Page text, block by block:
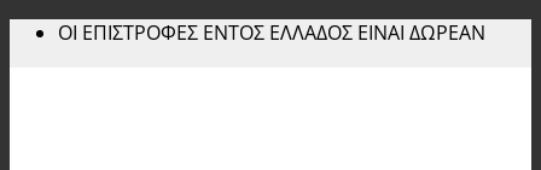
Skip ΟΙ ΕΠΙΣΤΡΟΦΕΣ ΕΝΤΟΣ ΕΛΛΑΔΟΣ ΕΙΝΑΙ ΔΩΡΕΑΝ